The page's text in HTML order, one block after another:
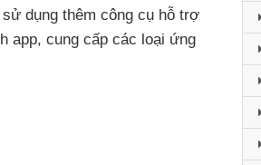
sử dụng thêm công cụ hỗ trợ
app, cung cấp các loại ứng